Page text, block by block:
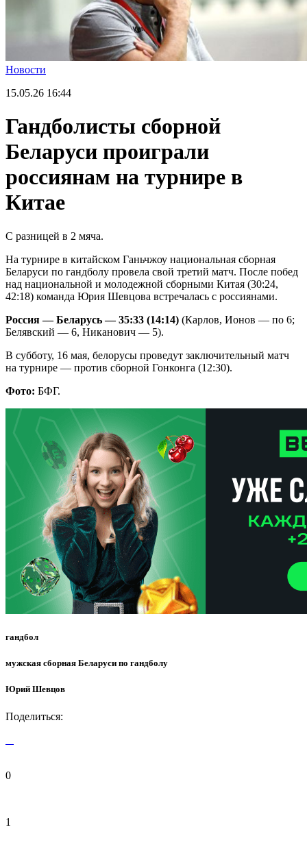
Новости
15.05.26 16:44
Гандболисты сборной
Беларуси проиграли
россиянам на турнире в
Китае
С разницей в 2 мяча.
На турнире в китайском Ганьчжоу национальная сборная
Беларуси по гандболу провела свой третий матч. После побед
над национальной и молодежной сборными Китая (30:24,
42:18) команда Юрия Шевцова встречалась с россиянами.
Россия — Беларусь — 35:33 (14:14) (Карлов, Ионов — по 6;
Белявский — 6, Никанович — 5).
В субботу, 16 мая, белорусы проведут заключительный матч
на турнире — против сборной Гонконга (12:30).
Фото: БФГ.
гандбол
мужская сборная Беларуси по гандболу
Юрий Шевцов
Поделиться:
0
1